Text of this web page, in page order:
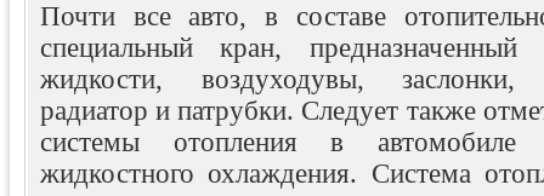
Почти все авто, в составе
специальный кран, предназначенный
жидкости, воздуходувы, заслонки,
радиатор и патрубки. Следует также
системы отопления в автомобиле
жидкостного охлаждения. Система